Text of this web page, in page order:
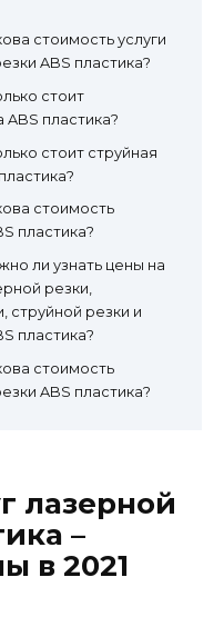
стоимость услуги
ABS пластика?
стоит
ABS пластика?
стоит струйная
стоимость
пластика?
ли узнать цены на
резки,
струйной резки и
пластика?
стоимость
ABS пластика?
лазерной
–
в 2021